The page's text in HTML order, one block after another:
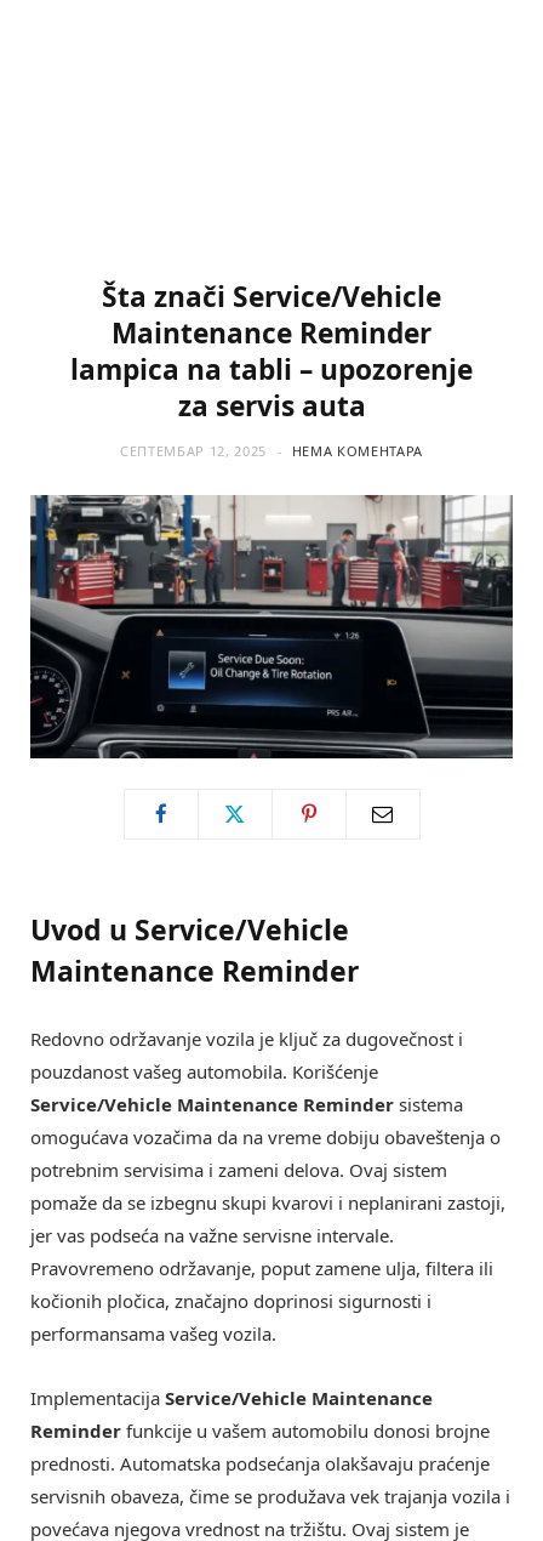
Šta znači Service/Vehicle
Maintenance Reminder
lampica na tabli – upozorenje
za servis auta
СЕПТЕМБАР 12, 2025 НЕМА КОМЕНТАРА
Uvod u Service/Vehicle
Maintenance Reminder
Redovno održavanje vozila je ključ za dugovečnost i
pouzdanost vašeg automobila. Korišćenje
Service/Vehicle Maintenance Reminder sistema
omogućava vozačima da na vreme dobiju obaveštenja o
potrebnim servisima i zameni delova. Ovaj sistem
pomaže da se izbegnu skupi kvarovi i neplanirani zastoji,
jer vas podseća na važne servisne intervale.
Pravovremeno održavanje, poput zamene ulja, filtera ili
kočionih pločica, značajno doprinosi sigurnosti i
performansama vašeg vozila.
Implementacija Service/Vehicle Maintenance
Reminder funkcije u vašem automobilu donosi brojne
prednosti. Automatska podsećanja olakšavaju praćenje
servisnih obaveza, čime se produžava vek trajanja vozila i
povećava njegova vrednost na tržištu. Ovaj sistem je